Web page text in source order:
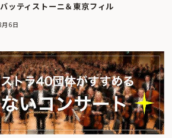
ッティストーニ＆東京フィル
6日